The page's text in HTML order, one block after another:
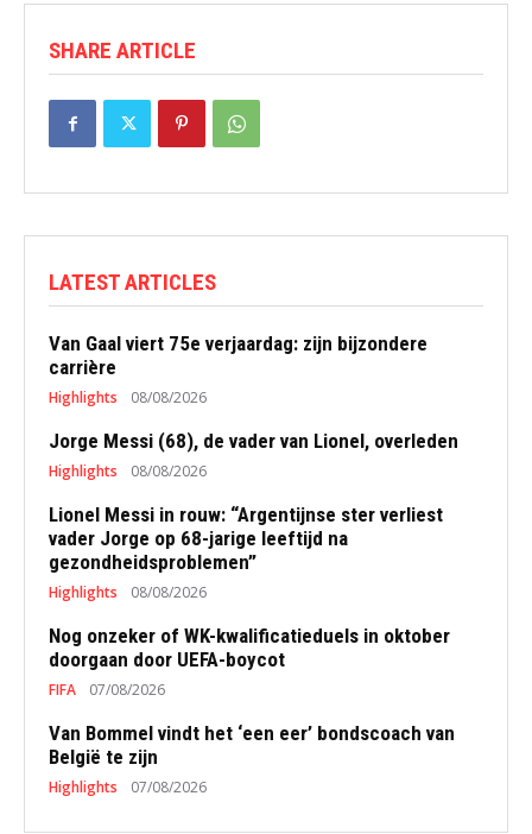
SHARE ARTICLE
LATEST ARTICLES
Van Gaal viert 75e verjaardag: zijn bijzondere
carrière
Highlights 08/08/2026
Jorge Messi (68), de vader van Lionel, overleden
Highlights 08/08/2026
Lionel Messi in rouw: “Argentijnse ster verliest
vader Jorge op 68-jarige leeftijd na
gezondheidsproblemen”
Highlights 08/08/2026
Nog onzeker of WK-kwalificatieduels in oktober
doorgaan door UEFA-boycot
FIFA 07/08/2026
Van Bommel vindt het ‘een eer’ bondscoach van
België te zijn
Highlights 07/08/2026